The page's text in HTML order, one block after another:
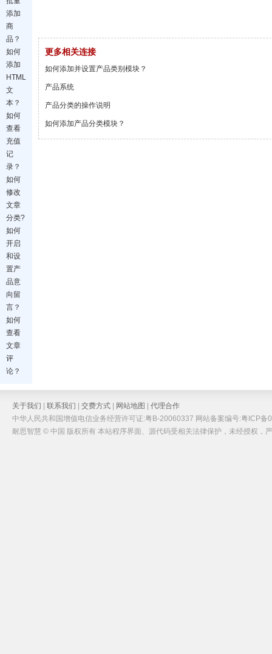
添加
商
品？
如何
添加
HTML
文
本？
如何
查看
充值
记
录？
如何
修改
文章
分类?
如何
开启
和设
置产
品意
向留
言？
如何
查看
文章
评
论？
更多相关连接
如何添加并设置产品类别模块？
产品系统
产品分类的操作说明
如何添加产品分类模块？
关于我们 联系我们 交费方式 网站地图
代理合作
中华人民共和国增值电信业务经营许可证:粤B-20060337 网站备案编号:粤ICP备
耐思智慧 © 中国 版权所有 本站程序界面、源代码受相关法律保护，未经授权，